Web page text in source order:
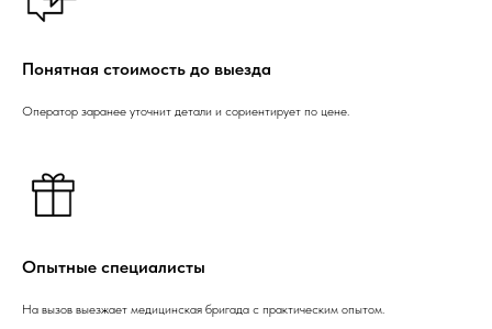
Понятная стоимость до выезда
Оператор заранее уточнит детали и сориентирует по цене.
Опытные специалисты
На вызов выезжает медицинская бригада с практическим опытом.